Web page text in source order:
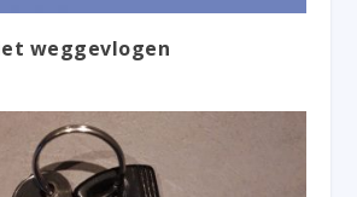
weggevlogen